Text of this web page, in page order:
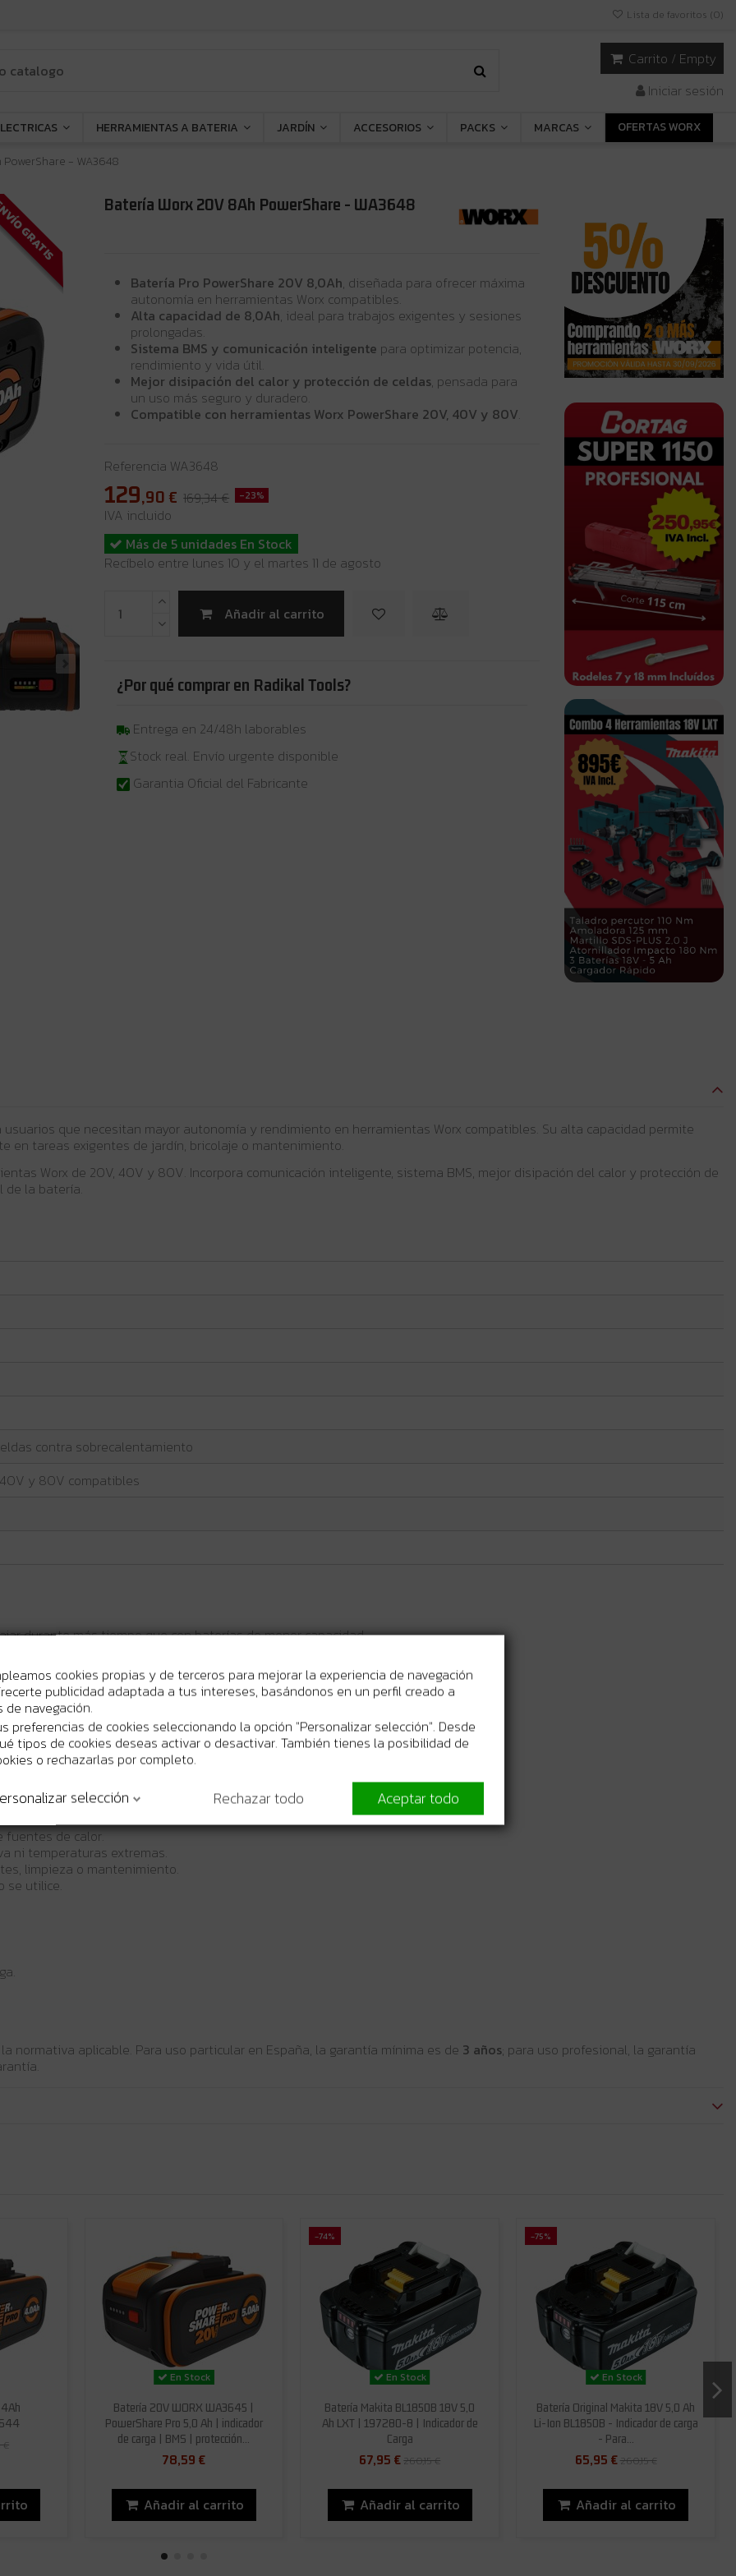
Lista de favoritos (0)
Carrito / Empty
Iniciar sesión
HERRAMIENTAS A BATERIA JARDÍN ACCESORIOS PACKS MARCAS
OFERTAS WORX
- WA3648
GRATIS Batería Worx 20V 8Ah PowerShare - WA3648
Batería Pro PowerShare 20V 8,0Ah, diseñada para ofrecer máxima
autonomía en herramientas Worx compatibles.
Alta capacidad de 8,0Ah, ideal para trabajos exigentes y sesiones
prolongadas.
Sistema BMS y comunicación inteligente para optimizar potencia,
rendimiento y vida útil.
Mejor disipación del calor y protección de celdas, pensada para
un uso más seguro y duradero.
Compatible con herramientas Worx PowerShare 20V, 40V y 80V.
Referencia WA3648
129,90 € 169,34 € -23%
IVA incluido
Más de 5 unidades En Stock
Recíbelo entre lunes 10 y el martes 11 de agosto
Añadir al carrito
¿Por qué comprar en Radikal Tools?
Entrega en 24/48h laborables
Stock real. Envío urgente disponible
Garantia Oficial del Fabricante
que necesitan mayor autonomía y rendimiento en herramientas Worx compatibles. Su alta capacidad permite
en tareas exigentes de jardín, bricolaje o mantenimiento.
Worx de 20V, 40V y 80V. Incorpora comunicación inteligente, sistema BMS, mejor disipación del calor y protección de
de la batería.
contra sobrecalentamiento
40V y 80V compatibles
durante más tiempo que con baterías de menor capacidad.
pensada para ofrecer potencia y eficiencia en herramientas compatibles.
ayudan a optimizar la potencia, la autonomía y la vida útil.
mantener un rendimiento estable durante trabajos exigentes.
sobrecalentamiento.
Worx compatibles de 20V, 40V y 80V.
Worx PowerShare compatibles.
fuentes de calor.
ni temperaturas extremas.
limpieza o mantenimiento.
se utilice.
normativa aplicable. Para uso particular en España, la garantía mínima es de 3 años; para uso profesional, la garantía
€
En Stock
Batería 20V WORX WA3645 |
PowerShare Pro 5,0 Ah | indicador
de carga | BMS | protección...
78,59 €
Añadir al carrito
-74%
En Stock
Batería Makita BL1850B 18V 5,0
Ah LXT | 197280-8 | Indicador de
Carga
67,95 €260,15 €
Añadir al carrito
-75%
En Stock
Batería Original Makita 18V 5,0 Ah
Li-Ion BL1850B - Indicador de carga
- Para...
65,95 €260,15 €
Añadir al carrito
cookies propias y de terceros para mejorar la experiencia de navegación
publicidad adaptada a tus intereses, basándonos en un perfil creado a
navegación.
preferencias de cookies seleccionando la opción "Personalizar selección". Desde
tipos de cookies deseas activar o desactivar. También tienes la posibilidad de
o rechazarlas por completo.
selección Rechazar todo Aceptar todo